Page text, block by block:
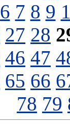
6 7 8 9
27 28
46 47
65 66
78 79